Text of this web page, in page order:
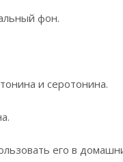
фон.
и серотонина.
его в